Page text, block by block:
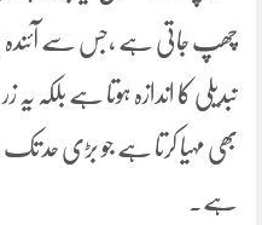
چھپ جاتی ہے ،جس سے آئندہ
تبدیلی کا اندازہ ہوتا ہے بلکہ
بھی مہیا کرتا ہے جو بڑی حد
ہے۔